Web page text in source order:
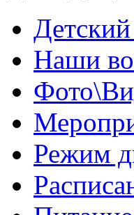
Детский
Наши
Режим